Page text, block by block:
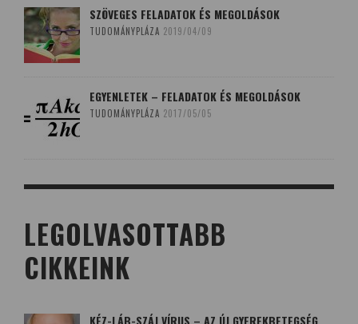
SZÖVEGES FELADATOK ÉS MEGOLDÁSOK
TUDOMÁNYPLÁZA 2019/04/09
EGYENLETEK – FELADATOK ÉS MEGOLDÁSOK
TUDOMÁNYPLÁZA 2017/05/05
LEGOLVASOTTABB
CIKKEINK
KÉZ-LÁB-SZÁJ VÍRUS – AZ ÚJ GYEREKBETEGSÉG